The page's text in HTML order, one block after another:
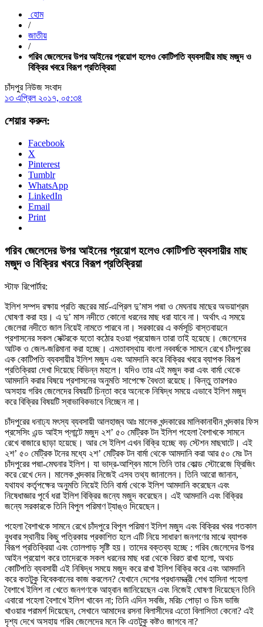
হোম
/
জাতীয়
/
গরিব জেলেদের উপর আইনের প্রয়োগ হলেও কোটিপতি ব্যবসায়ীর মাছ মজুদ ও
বিক্রির খবরে বিরূপ প্রতিক্রিয়া
চাঁদপুর নিউজ সংবাদ
১৩ এপ্রিল ২০১৭, ০৫:৩৪
শেয়ার করুন:
Facebook
X
Pinterest
Tumblr
WhatsApp
LinkedIn
Email
Print
গরিব জেলেদের উপর আইনের প্রয়োগ হলেও কোটিপতি ব্যবসায়ীর মাছ
মজুদ ও বিক্রির খবরে বিরূপ প্রতিক্রিয়া
স্টাফ রিপোর্টার:
ইলিশ সম্পদ রক্ষায় প্রতি বছরের মার্চ-এপ্রিল দু’মাস পদ্মা ও মেঘনায় মাছের অভয়াশ্রম
ঘোষণা করা হয়। এ দু’ মাস নদীতে কোনো ধরনের মাছ ধরা যাবে না। অর্থাৎ এ সময়ে
জেলেরা নদীতে জাল নিয়েই নামতে পারবে না। সরকারের এ কর্মসূচি বাস্তবায়নে
প্রশাসনের সকল সেক্টরকে যতো কঠোর হওয়া প্রয়োজন তারা তাই হয়েছে। জেলেদের
আটক ও জেল-জরিমানা করা হচ্ছে। এমতাবস্থায় বাংলা নববর্ষকে সামনে রেখে চাঁদপুরের
এক কোটিপতি ব্যবসায়ীর ইলিশ মজুদ এবং আমদানি করে বিক্রির খবরে ব্যাপক বিরূপ
প্রতিক্রিয়া দেখা দিয়েছে বিভিন্ন মহলে। যদিও তার এই মজুদ করা এবং বার্মা থেকে
আমদানি করার বিষয়ে প্রশাসনের অনুমতি সাপেক্ষে বৈধতা রয়েছে। কিন্তু তারপরও
অসহায় গরিব জেলেদের বিষয়টি চিন্তা করে অনেকে নিষিদ্ধ সময়ে এভাবে ইলিশ মজুদ
করে বিক্রির বিষয়টি স্বাভাবিকভাবে নিচ্ছেন না।
চাঁদপুরের ধনাঢ্য মৎস্য ব্যবসায়ী আলহাজ্ব আঃ মালেক খন্দকারের মালিকানাধীন খন্দকার ফিস
প্রসেসিং এন্ড আইস প্লান্টে মজুদ ২শ’ ৫০ মেট্রিক টন ইলিশ পহেলা বৈশাখকে সামনে
রেখে বাজারে ছাড়া হয়েছে। আর সে ইলিশ এখন বিক্রি হচ্ছে বড় স্টেশন মাছঘাটে। এই
২শ’ ৫০ মেট্রিক টনের মধ্যে ২শ’ মেট্রিক টন বার্মা থেকে আমদানি করা আর ৫০ মেঃ টন
চাঁদপুরের পদ্মা-মেঘনার ইলিশ। যা ভাদ্র-আশ্বিন মাসে তিনি তার কোল্ড স্টোরেজে ফ্রিজিং
করে রেখে দেন। মালেক খন্দকার নিজেই এসব তথ্য জানালেন। তিনি আরো জানান,
যথাযথ কর্তৃপক্ষের অনুমতি নিয়েই তিনি বার্মা থেকে ইলিশ আমদানি করেছেন এবং
নিষেধাজ্ঞার পূর্বে ধরা ইলিশ বিক্রির জন্যে মজুদ করেছেন। এই আমদানি এবং বিক্রির
জন্যে সরকারকে তিনি বিপুল পরিমাণ ট্যাঙ্ও দিয়েছেন।
পহেলা বৈশাখকে সামনে রেখে চাঁদপুরে বিপুল পরিমাণ ইলিশ মজুদ এবং বিক্রির খবর গতকাল
বুধবার স্থানীয় কিছু পত্রিকায় প্রকাশিত হলে এটি নিয়ে সাধারণ জনগণের মাঝে ব্যাপক
বিরূপ প্রতিক্রিয়া এবং তোলপাড় সৃষ্টি হয়। তাদের বক্তব্য হচ্ছে : গরিব জেলেদের উপর
আইন প্রয়োগ করে তাদেরকে সকল ধরনের মাছ ধরা থেকে বিরত রাখা হলো, অথচ
কোটিপতি ব্যবসায়ী এই নিষিদ্ধ সময়ে মজুদ করে রাখা ইলিশ বিক্রি করে এবং আমদানি
করে কতটুকু বিবেকবানের কাজ করলেন? যেখানে দেশের প্রধানমন্ত্রী শেখ হাসিনা পহেলা
বৈশাখে ইলিশ না খেতে জনগণকে আহ্বান জানিয়েছেন এবং নিজেই ঘোষণা দিয়েছেন তিনি
এবারো পহেলা বৈশাখে ইলিশ খাবেন না; তিনি এদিন সবজি, মরিচ পোড়া ও ডিম ভাজি
খাওয়ার পরামর্শ দিয়েছেন, সেখানে আমাদের রসনা বিলাসীদের এতো বিলাসিতা কেনো? এই
দৃশ্য দেখে অসহায় গরিব জেলেদের মনে কি এতটুকু কষ্টও জাগবে না?